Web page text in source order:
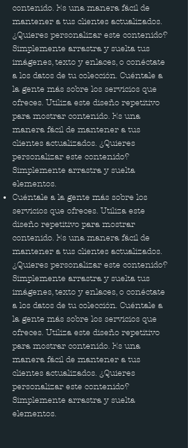
contenido. Es una manera fácil de
mantener a tus clientes actualizados.
¿Quieres personalizar este contenido?
Simplemente arrastra y suelta tus
imágenes, texto y enlaces, o conéctate
a los datos de tu colección. Cuéntale a
la gente más sobre los servicios que
ofreces. Utiliza este diseño repetitivo
para mostrar contenido. Es una
manera fácil de mantener a tus
clientes actualizados. ¿Quieres
personalizar este contenido?
Simplemente arrastra y suelta
elementos.
Cuéntale a la gente más sobre los
servicios que ofreces. Utiliza este
diseño repetitivo para mostrar
contenido. Es una manera fácil de
mantener a tus clientes actualizados.
¿Quieres personalizar este contenido?
Simplemente arrastra y suelta tus
imágenes, texto y enlaces, o conéctate
a los datos de tu colección. Cuéntale a
la gente más sobre los servicios que
ofreces. Utiliza este diseño repetitivo
para mostrar contenido. Es una
manera fácil de mantener a tus
clientes actualizados. ¿Quieres
personalizar este contenido?
Simplemente arrastra y suelta
elementos.